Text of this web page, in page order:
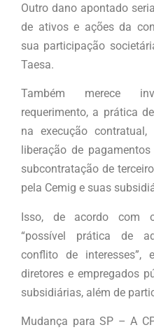
Outro dano apontado
de ativos e ações da
sua participação
Taesa.
Também merece
requerimento, a prática
na execução
liberação de
subcontratação de
pela Cemig e suas
Isso, de acordo com
“possível prática de
conflito de
diretores e empregados
subsidiárias, além de
Mudança para SP – A